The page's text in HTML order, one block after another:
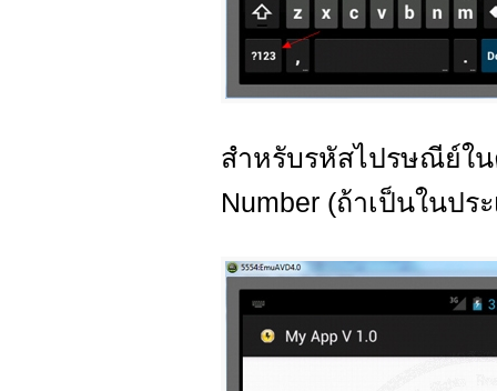
สำหรับรหัสไปรษณีย์ใน
Number (ถ้าเป็นในป